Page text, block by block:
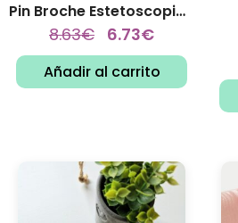
Pin Broche Estetoscopio Informes...
8.63€ 6.73€
Añadir al carrito